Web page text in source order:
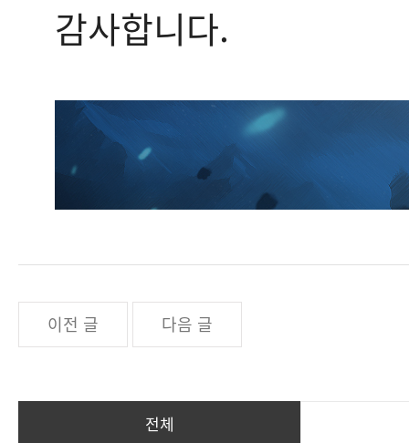
감사합니다.
이전 글 다음 글
전체